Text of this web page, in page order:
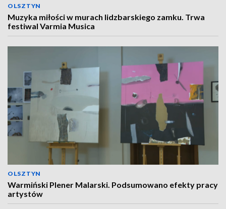
OLSZTYN
Muzyka miłości w murach lidzbarskiego zamku. Trwa
festiwal Varmia Musica
OLSZTYN
Warmiński Plener Malarski. Podsumowano efekty pracy
artystów